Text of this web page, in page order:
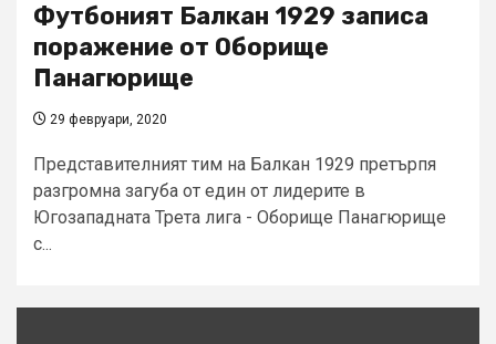
Футбоният Балкан 1929 записа
поражение от Оборище
Панагюрище
29 февруари, 2020
Представителният тим на Балкан 1929 претърпя
разгромна загуба от един от лидерите в
Югозападната Трета лига - Оборище Панагюрище
с...